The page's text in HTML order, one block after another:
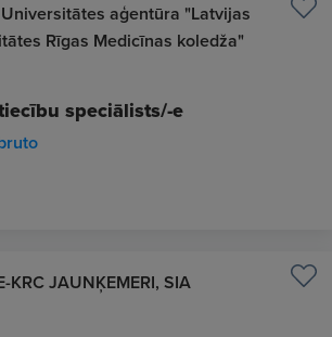
aģentūra "Latvijas
Rīgas Medicīnas koledža"
speciālists/-e
KRC JAUNĶEMERI, SIA